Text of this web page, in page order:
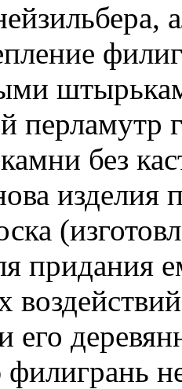
перламутр
без
изделия
придания
его